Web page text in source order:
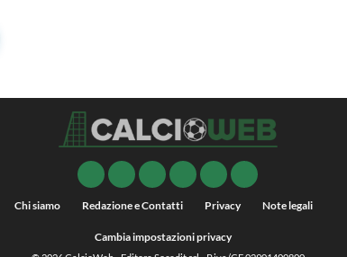
Chi siamo Redazione e Contatti Privacy Note legali
Cambia impostazioni privacy